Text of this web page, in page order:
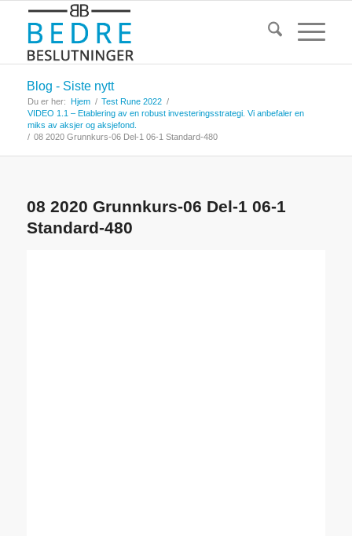
Blog - Siste nytt
Du er her: Hjem / Test Rune 2022 /
VIDEO 1.1 – Etablering av en robust investeringsstrategi. Vi anbefaler en
miks av aksjer og aksjefond.
/ 08 2020 Grunnkurs-06 Del-1 06-1 Standard-480
08 2020 Grunnkurs-06 Del-1 06-1
Standard-480